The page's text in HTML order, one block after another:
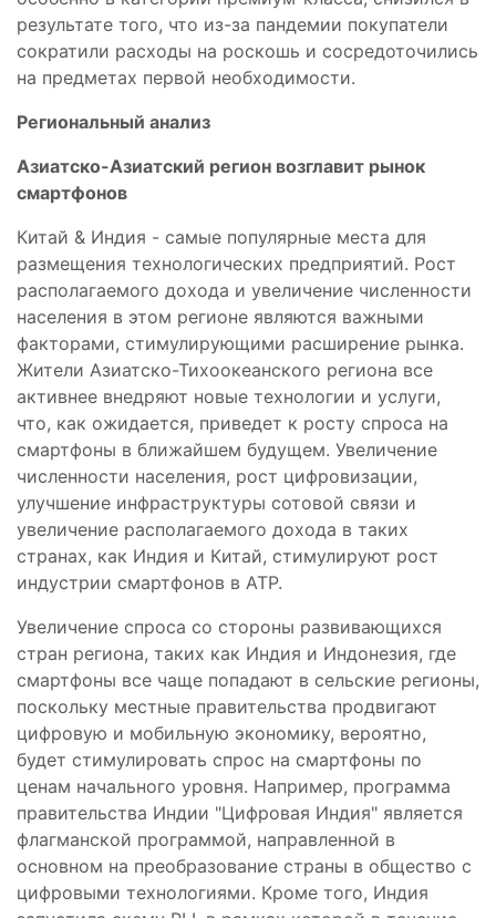
результате того, что из-за пандемии покупатели
сократили расходы на роскошь и сосредоточились
на предметах первой необходимости.
Региональный анализ
Азиатско-Азиатский регион возглавит рынок
смартфонов
Китай & Индия - самые популярные места для
размещения технологических предприятий. Рост
располагаемого дохода и увеличение численности
населения в этом регионе являются важными
факторами, стимулирующими расширение рынка.
Жители Азиатско-Тихоокеанского региона все
активнее внедряют новые технологии и услуги,
что, как ожидается, приведет к росту спроса на
смартфоны в ближайшем будущем. Увеличение
численности населения, рост цифровизации,
улучшение инфраструктуры сотовой связи и
увеличение располагаемого дохода в таких
странах, как Индия и Китай, стимулируют рост
индустрии смартфонов в АТР.
Увеличение спроса со стороны развивающихся
стран региона, таких как Индия и Индонезия, где
смартфоны все чаще попадают в сельские регионы,
поскольку местные правительства продвигают
цифровую и мобильную экономику, вероятно,
будет стимулировать спрос на смартфоны по
ценам начального уровня. Например, программа
правительства Индии "Цифровая Индия" является
флагманской программой, направленной в
основном на преобразование страны в общество с
цифровыми технологиями. Кроме того, Индия